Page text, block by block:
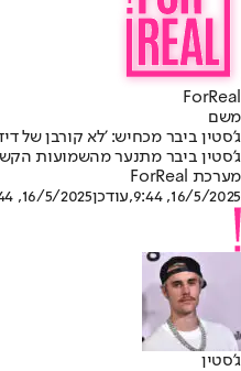
ForReal
משם
ג'סטין ביבר מכחיש: 'לא קורבן של
ג'סטין ביבר מתנער מהשמועות
מערכת ForReal
16/5/2025, 9:44
,עודכן16/5/2025, 9:44
ג'סטין